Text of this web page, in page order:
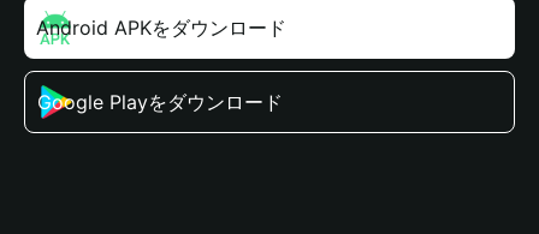
Android APKをダウンロード
Google Playをダウンロード